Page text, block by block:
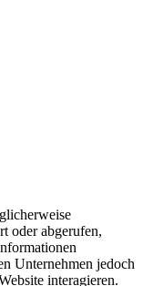
oder abgerufen,
Unternehmen jedoch
interagieren.